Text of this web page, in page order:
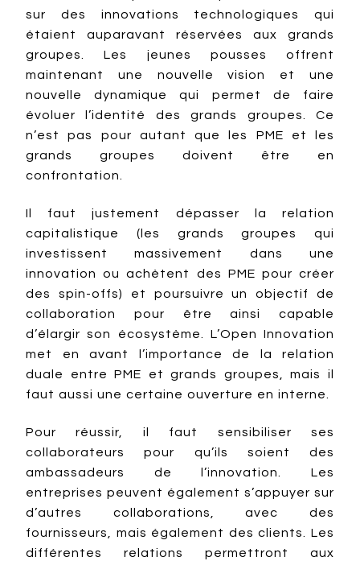
sur des innovations technologiques qui
étaient auparavant réservées aux grands
groupes. Les jeunes pousses offrent
maintenant une nouvelle vision et une
nouvelle dynamique qui permet de faire
évoluer l’identité des grands groupes. Ce
n’est pas pour autant que les PME et les
grands groupes doivent être en
confrontation.
Il faut justement dépasser la relation
capitalistique (les grands groupes qui
investissent massivement dans une
innovation ou achètent des PME pour créer
des spin-offs) et poursuivre un objectif de
collaboration pour être ainsi capable
d’élargir son écosystème. L’Open Innovation
met en avant l’importance de la relation
duale entre PME et grands groupes, mais il
faut aussi une certaine ouverture en interne.
Pour réussir, il faut sensibiliser ses
collaborateurs pour qu’ils soient des
ambassadeurs de l’innovation. Les
entreprises peuvent également s’appuyer sur
d’autres collaborations, avec des
fournisseurs, mais également des clients. Les
différentes relations permettront aux